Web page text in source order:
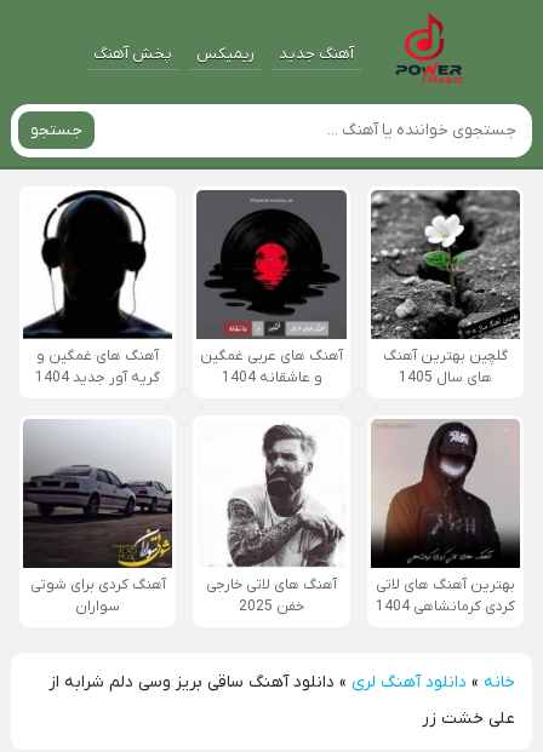
آهنگ جدید ریمیکس پخش آهنگ
جستجو
گلچین بهترین آهنگ
های سال 1405
آهنگ های عربی غمگین
و عاشقانه 1404
آهنگ های غمگین و
گریه آور جدید 1404
بهترین آهنگ های لاتی
کردی کرمانشاهی 1404
آهنگ های لاتی خارجی
خفن 2025
آهنگ کردی برای شوتی
سواران
خانه» دانلود آهنگ لری » دانلود آهنگ ساقی بریز وسی دلم شرابه از
علی خشت زر